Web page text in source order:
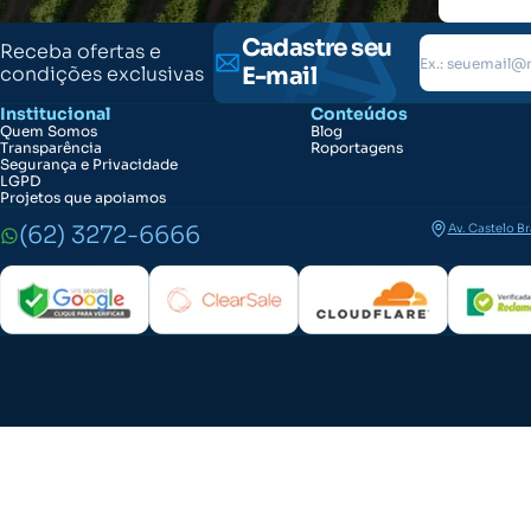
Receba ofertas e
condições exclusivas
Cadastre seu
E-mail
Institucional
Quem Somos
Transparência
Segurança e Privacidade
LGPD
Projetos que apoiamos
Conteúdos
Blog
Roportagens
(62) 3272-6666
Av. Castelo